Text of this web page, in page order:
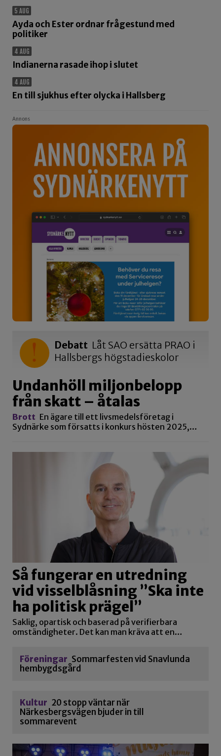
5 AUG
Ayda och Ester ordnar frågestund med
politiker
4 AUG
Indianerna rasade ihop i slutet
4 AUG
En till sjukhus efter olycka i Hallsberg
Annons
Debatt Låt SAO ersätta PRAO i
Hallsbergs högstadieskolor
Undanhöll miljonbelopp
från skatt – åtalas
Brott En ägare till ett livsmedelsföretag i
Sydnärke som försatts i konkurs hösten 2025,…
Så fungerar en utredning
vid visselblåsning ”Ska inte
ha politisk prägel”
Saklig, opartisk och baserad på verifierbara
omständigheter. Det kan man kräva att en…
Föreningar Sommarfesten vid Snavlunda
hembygdsgård
Kultur 20 stopp väntar när
Närkesbergsvägen bjuder in till
sommarevent